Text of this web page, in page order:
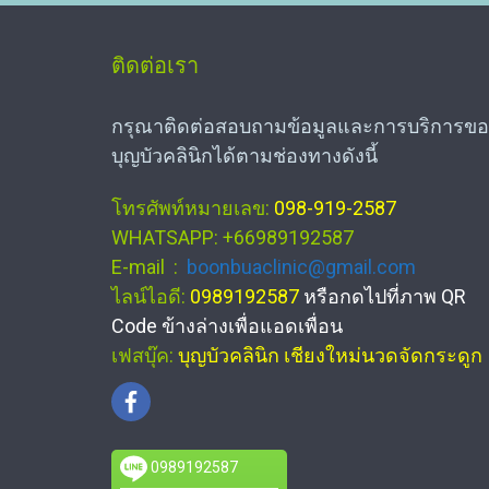
ติดต่อเรา
กรุณาติดต่อสอบถามข้อมูลและการบริการข
บุญบัวคลินิกได้ตามช่องทางดังนี้
โทรศัพท์หมายเลข: 098-919-2587
WHATSAPP: +66989192587
E-mail : boonbuaclinic@gmail.com
ไลน์ไอดี: 0989192587 หรือกดไปที่ภาพ QR
Code ข้างล่างเพื่อแอดเพื่อน
เฟสบุ๊ค: บุญบัวคลินิก เชียงใหม่นวดจัดกระดูก
0989192587